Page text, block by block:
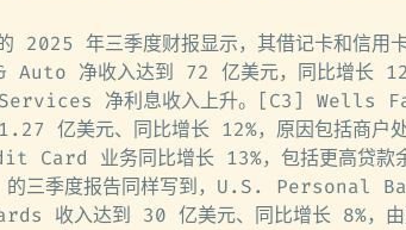
2025 年三季度财报显示，其借记卡和信用
净收入达到 72 亿美元，同比增长
净利息收入上升。[C3] Wells
亿美元、同比增长 12%，原因包括商户处
Card 业务同比增长 13%，包括更高贷款
季度报告同样写到，U.S. Personal
收入达到 30 亿美元、同比增长 8%，由